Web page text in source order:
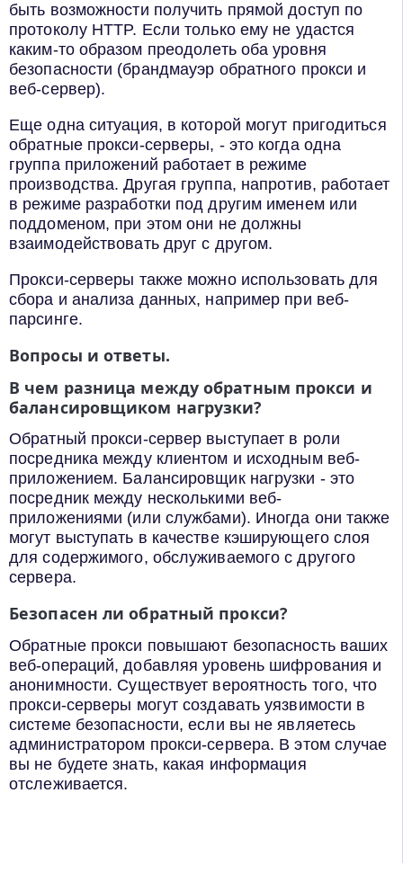
быть возможности получить прямой доступ по
протоколу HTTP. Если только ему не удастся
каким-то образом преодолеть оба уровня
безопасности (брандмауэр обратного прокси и
веб-сервер).
Еще одна ситуация, в которой могут пригодиться
обратные прокси-серверы, - это когда одна
группа приложений работает в режиме
производства. Другая группа, напротив, работает
в режиме разработки под другим именем или
поддоменом, при этом они не должны
взаимодействовать друг с другом.
Прокси-серверы также можно использовать для
сбора и анализа данных, например при веб-
парсинге.
Вопросы и ответы.
В чем разница между обратным прокси и
балансировщиком нагрузки?
Обратный прокси-сервер выступает в роли
посредника между клиентом и исходным веб-
приложением. Балансировщик нагрузки - это
посредник между несколькими веб-
приложениями (или службами). Иногда они также
могут выступать в качестве кэширующего слоя
для содержимого, обслуживаемого с другого
сервера.
Безопасен ли обратный прокси?
Обратные прокси повышают безопасность ваших
веб-операций, добавляя уровень шифрования и
анонимности. Существует вероятность того, что
прокси-серверы могут создавать уязвимости в
системе безопасности, если вы не являетесь
администратором прокси-сервера. В этом случае
вы не будете знать, какая информация
отслеживается.